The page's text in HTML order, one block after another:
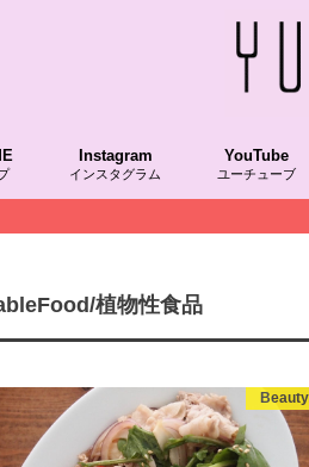
Instagram
インスタグラム
YouTube
ユーチューブ
植物性食品